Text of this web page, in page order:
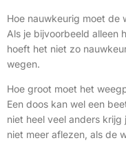
Hoe nauwkeurig moet de
Als je bijvoorbeeld alleen
hoeft het niet zo
wegen.
Hoe groot moet het
Een doos kan wel een
niet heel veel anders
niet meer aflezen, als de